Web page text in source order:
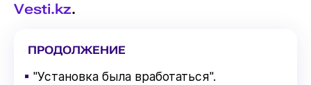
Vesti.kz.
ПРОДОЛЖЕНИЕ
▪ "Установка была вработаться".